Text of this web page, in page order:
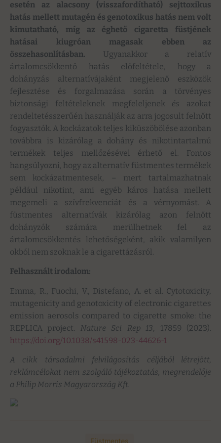
esetén az alacsony (visszafordítható) sejttoxikus
hatás mellett mutagén és genotoxikus hatás nem volt
kimutatható, míg az éghető cigaretta füstjének
hatásai kiugróan magasak ebben az
összehasonlításban. Ugyanakkor a relatív
ártalomcsökkentő hatás előfeltétele, hogy a
dohányzás alternatívájaként megjelenő eszközök
fejlesztése és forgalmazása során a törvényes
biztonsági feltételeknek megfeleljenek és azokat
rendeltetésszerűén használják az arra jogosult felnőtt
fogyasztók. A kockázatok teljes kiküszöbölése azonban
továbbra is kizárólag a dohány és nikotintartalmú
termékek teljes mellőzésével érhető el. Fontos
hangsúlyozni, hogy az alternatív füstmentes termékek
sem kockázatmentesek, – mert tartalmazhatnak
például nikotint, ami egyéb káros hatása mellett
megemeli a szívfrekvenciát és a vérnyomást. A
füstmentes alternatívák kizárólag azon felnőtt
dohányzók számára merülhetnek fel az
ártalomcsökkentés lehetőségeként, akik valamilyen
okból nem szoknak le a cigarettázásról.
Felhasznált irodalom:
Emma, R., Fuochi, V., Distefano, A. et al. Cytotoxicity,
mutagenicity and genotoxicity of electronic cigarettes
emission aerosols compared to cigarette smoke: the
REPLICA project.
Nature Sci Rep 13 , 17859 (2023).
https://doi.org/10.1038/s41598-023-44626-1
A cikk társadalmi felvilágosítás céljából létrejött,
reklámcélokat nem szolgáló tájékoztatás, megrendelője
a Philip Morris Magyarország Kft.
Füstmentes